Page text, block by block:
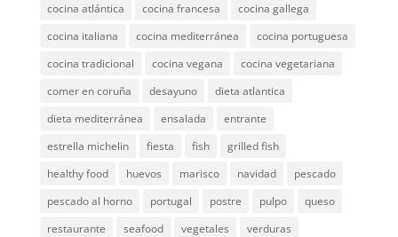
cocina atlántica
cocina francesa
cocina gallega
cocina italiana
cocina mediterránea
cocina portuguesa
cocina tradicional
cocina vegana
cocina vegetariana
comer en coruña
desayuno
dieta atlantica
dieta mediterránea
ensalada
entrante
estrella michelin
fiesta fish
grilled fish
healthy food
huevos marisco navidad
pescado
pescado al horno
portugal postre pulpo
queso
restaurante
seafood vegetales verduras